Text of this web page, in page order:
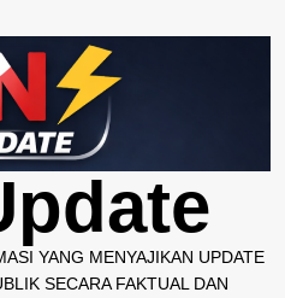
YANG MENYAJIKAN UPDATE
SECARA FAKTUAL DAN